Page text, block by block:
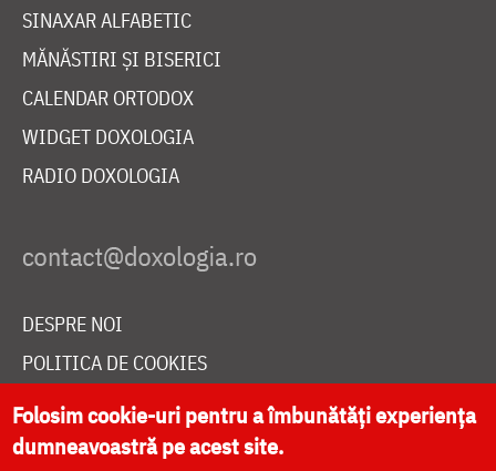
SINAXAR ALFABETIC
MĂNĂSTIRI ȘI BISERICI
CALENDAR ORTODOX
WIDGET DOXOLOGIA
RADIO DOXOLOGIA
DESPRE NOI
POLITICA DE COOKIES
DONEAZĂ ONLINE PENTRU CATEDRALA NAȚIONALĂ
Folosim cookie-uri pentru a îmbunătăți experiența
dumneavoastră pe acest site.